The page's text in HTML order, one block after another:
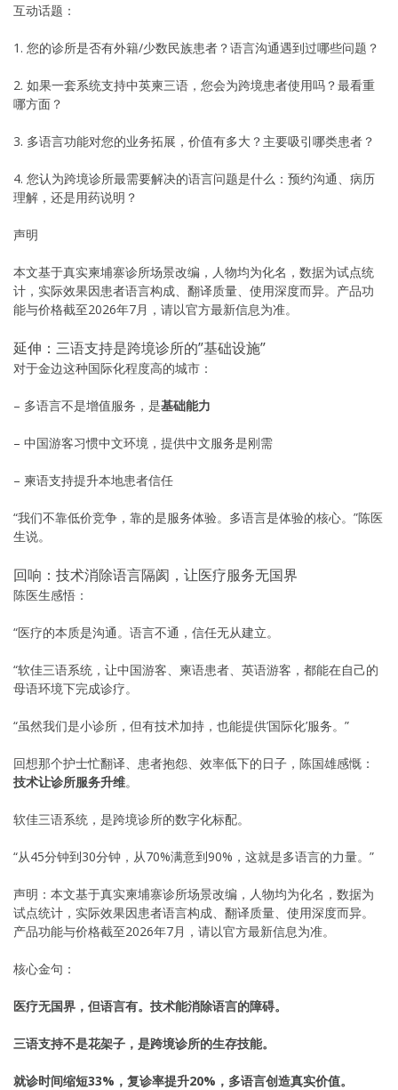
互动话题：
1. 您的诊所是否有外籍/少数民族患者？语言沟通遇到过哪些问题？
2. 如果一套系统支持中英柬三语，您会为跨境患者使用吗？最看重
哪方面？
3. 多语言功能对您的业务拓展，价值有多大？主要吸引哪类患者？
4. 您认为跨境诊所最需要解决的语言问题是什么：预约沟通、病历
理解，还是用药说明？
声明
本文基于真实柬埔寨诊所场景改编，人物均为化名，数据为试点统
计，实际效果因患者语言构成、翻译质量、使用深度而异。产品功
能与价格截至2026年7月，请以官方最新信息为准。
延伸：三语支持是跨境诊所的”基础设施”
对于金边这种国际化程度高的城市：
– 多语言不是增值服务，是基础能力
– 中国游客习惯中文环境，提供中文服务是刚需
– 柬语支持提升本地患者信任
“我们不靠低价竞争，靠的是服务体验。多语言是体验的核心。”陈医
生说。
回响：技术消除语言隔阂，让医疗服务无国界
陈医生感悟：
“医疗的本质是沟通。语言不通，信任无从建立。
“软佳三语系统，让中国游客、柬语患者、英语游客，都能在自己的
母语环境下完成诊疗。
“虽然我们是小诊所，但有技术加持，也能提供’国际化’服务。”
回想那个护士忙翻译、患者抱怨、效率低下的日子，陈国雄感慨：
技术让诊所服务升维。
软佳三语系统，是跨境诊所的数字化标配。
“从45分钟到30分钟，从70%满意到90%，这就是多语言的力量。”
声明：本文基于真实柬埔寨诊所场景改编，人物均为化名，数据为
试点统计，实际效果因患者语言构成、翻译质量、使用深度而异。
产品功能与价格截至2026年7月，请以官方最新信息为准。
核心金句：
医疗无国界，但语言有。技术能消除语言的障碍。
三语支持不是花架子，是跨境诊所的生存技能。
就诊时间缩短33%，复诊率提升20%，多语言创造真实价值。